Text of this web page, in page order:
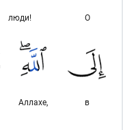
О
люди!
в
Аллахе,